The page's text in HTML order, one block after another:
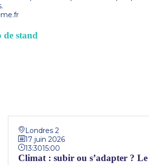
de stand
Londres 2
17 juin 2026
13:3015:00
Climat : subir ou s’adapter ? Le